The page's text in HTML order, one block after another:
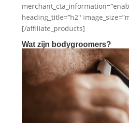
heading_title=”h2″
[/affiliate_products]
Wat zijn bodygroomers?